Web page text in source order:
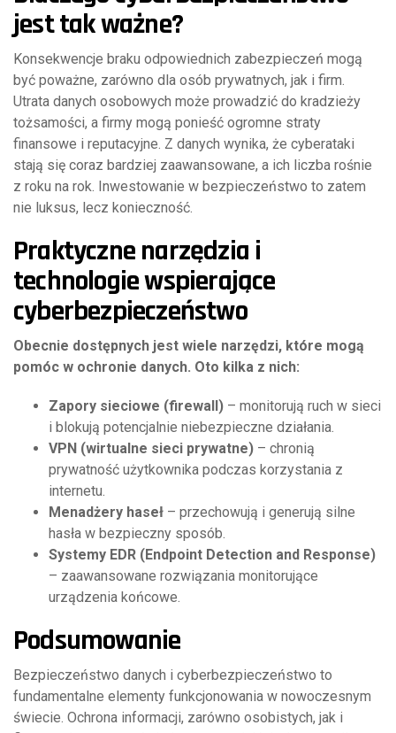
jest tak ważne?
Konsekwencje braku odpowiednich zabezpieczeń mogą
być poważne, zarówno dla osób prywatnych, jak i firm.
Utrata danych osobowych może prowadzić do kradzieży
tożsamości, a firmy mogą ponieść ogromne straty
finansowe i reputacyjne. Z danych wynika, że cyberataki
stają się coraz bardziej zaawansowane, a ich liczba rośnie
z roku na rok. Inwestowanie w bezpieczeństwo to zatem
nie luksus, lecz konieczność.
Praktyczne narzędzia i
technologie wspierające
cyberbezpieczeństwo
Obecnie dostępnych jest wiele narzędzi, które mogą
pomóc w ochronie danych. Oto kilka z nich:
Zapory sieciowe (firewall) – monitorują ruch w sieci
i blokują potencjalnie niebezpieczne działania.
VPN (wirtualne sieci prywatne) – chronią
prywatność użytkownika podczas korzystania z
internetu.
Menadżery haseł – przechowują i generują silne
hasła w bezpieczny sposób.
Systemy EDR (Endpoint Detection and Response)
– zaawansowane rozwiązania monitorujące
urządzenia końcowe.
Podsumowanie
Bezpieczeństwo danych i cyberbezpieczeństwo to
fundamentalne elementy funkcjonowania w nowoczesnym
świecie. Ochrona informacji, zarówno osobistych, jak i